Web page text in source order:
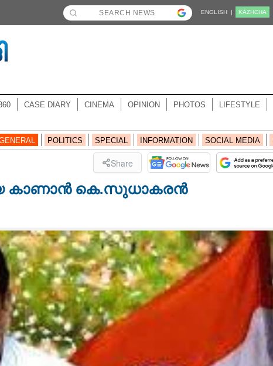
ENGLISH | KĀZHCHA
CASE DIARY CINEMA OPINION PHOTOS LIFESTYLE
POLITICS SPECIAL INFORMATION SOCIAL MEDIA
Share
കാണാൻ കെ.സുധാകരൻ